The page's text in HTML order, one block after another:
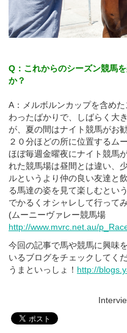
Q：これからのシーズン競馬
か？
A：メルボルンカップを含め
わったばかりで、しばらく大
が、夏の間はナイト競馬がお
２０分ほどの所に位置するム
ほぼ毎週金曜夜にナイト競馬
れた競馬場は昼間とは違い、
ルというより仲の良い友達と
る馬達の姿を見て楽しむとい
でかるくオシャレして行って
(ムーニーヴァレー競馬場
http://www.mvrc.net.au/
今回の記事で馬や競馬に興味
いるブログをチェックしてくだ
うまといっしょ！ http://